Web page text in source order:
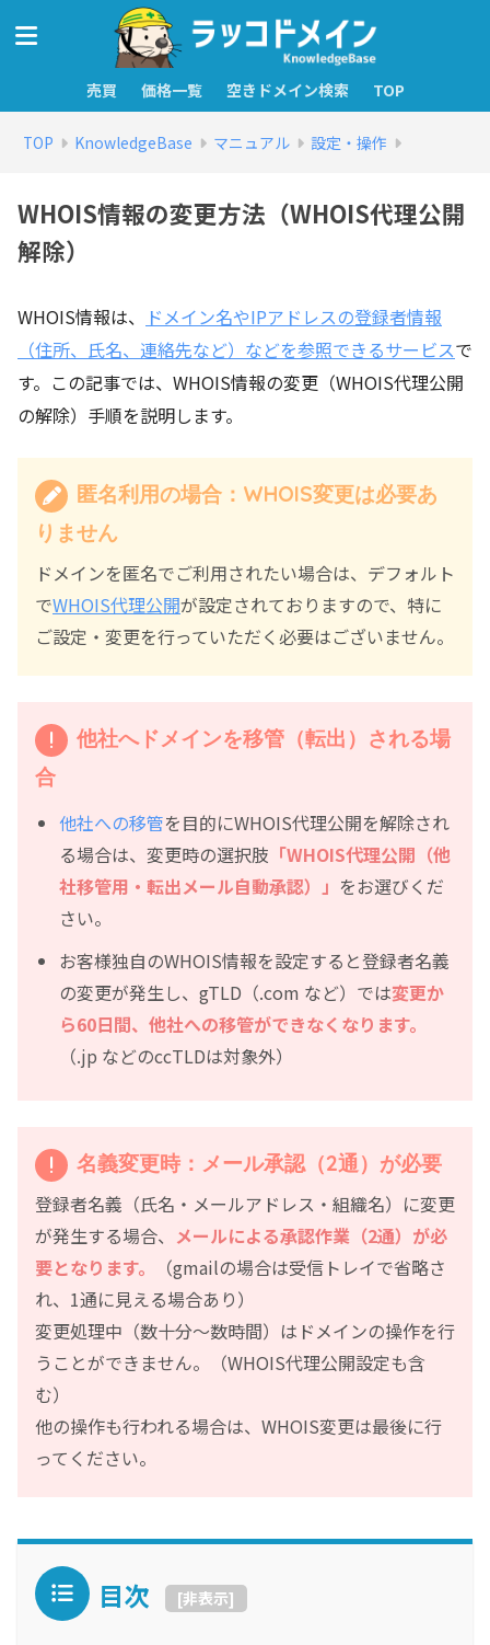
売買 価格一覧 空きドメイン検索 TOP
TOP KnowledgeBase マニュアル 設定・操作
WHOIS情報の変更方法（WHOIS代理公開
解除）
WHOIS情報は、
ドメイン名やIPアドレスの登録者情報
（住所、氏名、連絡先など）などを参照できるサービスで
す。この記事では、WHOIS情報の変更（WHOIS代理公開
の解除）手順を説明します。
匿名利用の場合：WHOIS変更は必要あ
りません
ドメインを匿名でご利用されたい場合は、デフォルト
でWHOIS代理公開が設定されておりますので、特に
ご設定・変更を行っていただく必要はございません。
他社へドメインを移管（転出）される場
合
他社への移管を目的にWHOIS代理公開を解除され
る場合は、変更時の選択肢 「WHOIS代理公開（他
社移管用・転出メール自動承認）」 をお選びくだ
さい。
お客様独自のWHOIS情報を設定すると登録者名義
の変更が発生し、gTLD（.com など）では変更か
ら60日間、他社への移管ができなくなります。
（.jp などのccTLDは対象外）
名義変更時：メール承認（2通）が必要
登録者名義（氏名・メールアドレス・組織名）に変更
が発生する場合、 メールによる承認作業（2通）が必
要となります。
（gmailの場合は受信トレイで省略さ
れ、1通に見える場合あり）
変更処理中（数十分～数時間）はドメインの操作を行
うことができません。（WHOIS代理公開設定も含
む）
他の操作も行われる場合は、WHOIS変更は最後に行
ってください。
目次 [非表示]